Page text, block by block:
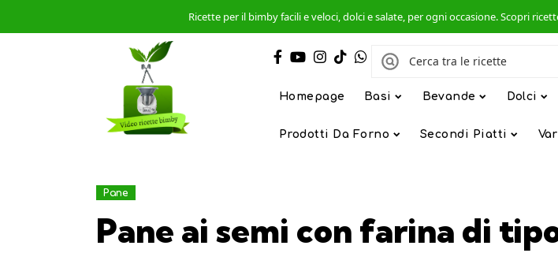
Ricette per il bimby facili e veloci, dolci e salate, per ogni occasione. Scopri
Homepage Basi Bevande Dolci
Prodotti Da Forno Secondi Piatti
Pane
Pane ai semi con farina di